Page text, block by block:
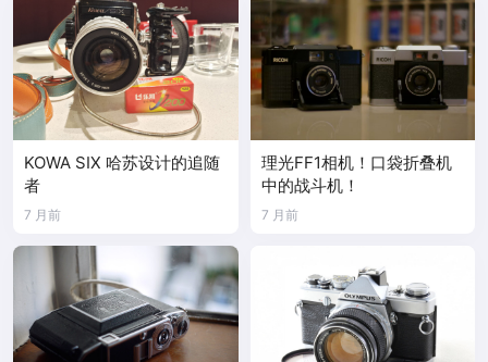
KOWA SIX 哈苏设计的追随
者
7 月前
理光FF1相机！口袋折叠机
中的战斗机！
7 月前